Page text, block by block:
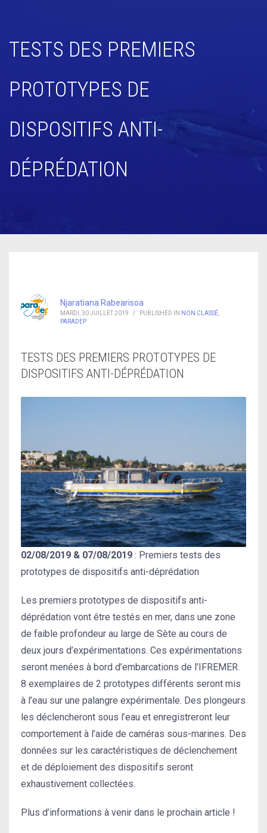
TESTS DES PREMIERS
PROTOTYPES DE
DISPOSITIFS ANTI-
DÉPRÉDATION
Njaratiana Rabearisoa
MARDI, 30 JUILLET 2019 / PUBLISHED IN NON CLASSÉ
PARADEP
TESTS DES PREMIERS PROTOTYPES DE
DISPOSITIFS ANTI-DÉPRÉDATION
02/08/2019 & 07/08/2019 : Premiers tests des
prototypes de dispositifs anti-déprédation
Les premiers prototypes de dispositifs anti-
déprédation vont être testés en mer, dans une zone
de faible profondeur au large de Sète au cours de
deux jours d’expérimentations. Ces expérimentations
seront menées à bord d’embarcations de l’IFREMER.
8 exemplaires de 2 prototypes différents seront mis
à l’eau sur une palangre expérimentale. Des plongeurs
les déclencheront sous l’eau et enregistreront leur
comportement à l’aide de caméras sous-marines. Des
données sur les caractéristiques de déclenchement
et de déploiement des dispositifs seront
exhaustivement collectées.
Plus d’informations à venir dans le prochain article !